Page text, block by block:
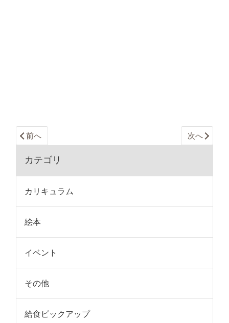
前へ 次へ
カテゴリ
カリキュラム
絵本
イベント
その他
給食ピックアップ